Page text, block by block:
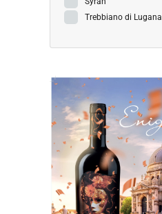
Trebbiano di Lugana